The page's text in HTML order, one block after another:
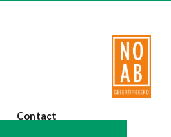
Contact